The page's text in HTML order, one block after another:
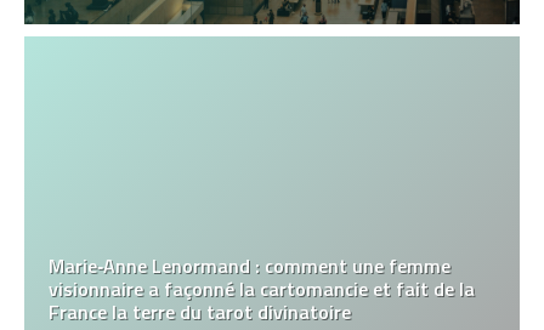
Marie‑Anne Lenormand : comment une femme
visionnaire a façonné la cartomancie et fait de la
France la terre du tarot divinatoire